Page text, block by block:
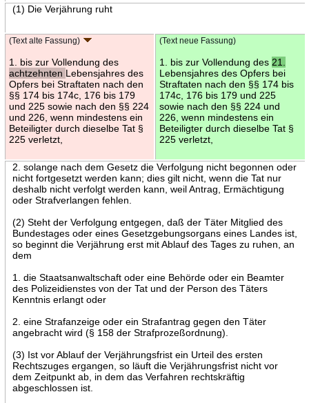
(1) Die Verjährung ruht
(Text alte Fassung)
1. bis zur Vollendung des
achtzehnten Lebensjahres des
Opfers bei Straftaten nach den
§§ 174 bis 174c, 176 bis 179
und 225 sowie nach den §§ 224
und 226, wenn mindestens ein
Beteiligter durch dieselbe Tat §
225 verletzt,
(Text neue Fassung)
1. bis zur Vollendung des 21.
Lebensjahres des Opfers bei
Straftaten nach den §§ 174 bis
174c, 176 bis 179 und 225
sowie nach den §§ 224 und
226, wenn mindestens ein
Beteiligter durch dieselbe Tat §
225 verletzt,
2. solange nach dem Gesetz die Verfolgung nicht begonnen oder
nicht fortgesetzt werden kann; dies gilt nicht, wenn die Tat nur
deshalb nicht verfolgt werden kann, weil Antrag, Ermächtigung
oder Strafverlangen fehlen.
(2) Steht der Verfolgung entgegen, daß der Täter Mitglied des
Bundestages oder eines Gesetzgebungsorgans eines Landes ist,
so beginnt die Verjährung erst mit Ablauf des Tages zu ruhen, an
dem
1. die Staatsanwaltschaft oder eine Behörde oder ein Beamter
des Polizeidienstes von der Tat und der Person des Täters
Kenntnis erlangt oder
2. eine Strafanzeige oder ein Strafantrag gegen den Täter
angebracht wird (§ 158 der Strafprozeßordnung).
(3) Ist vor Ablauf der Verjährungsfrist ein Urteil des ersten
Rechtszuges ergangen, so läuft die Verjährungsfrist nicht vor
dem Zeitpunkt ab, in dem das Verfahren rechtskräftig
abgeschlossen ist.